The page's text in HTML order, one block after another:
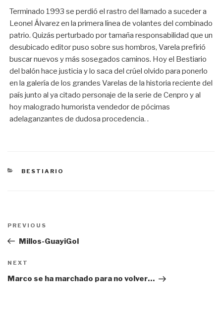
Terminado 1993 se perdió el rastro del llamado a suceder a
Leonel Álvarez en la primera línea de volantes del combinado
patrio. Quizás perturbado por tamaña responsabilidad que un
desubicado editor puso sobre sus hombros, Varela prefirió
buscar nuevos y más sosegados caminos. Hoy el Bestiario
del balón hace justicia y lo saca del crúel olvido para ponerlo
en la galería de los grandes Varelas de la historia reciente del
país junto al ya citado personaje de la serie de Cenpro y al
hoy malogrado humorista vendedor de pócimas
adelaganzantes de dudosa procedencia. .
CATEGORÍAS
BESTIARIO
Previous
Post
PREVIOUS
Millos-GuayiGol
Next
Post
NEXT
Marco se ha marchado para no volver…